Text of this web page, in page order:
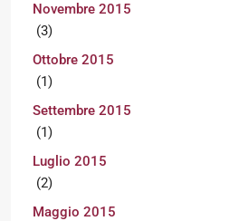
Novembre 2015
(3)
Ottobre 2015
(1)
Settembre 2015
(1)
Luglio 2015
(2)
Maggio 2015